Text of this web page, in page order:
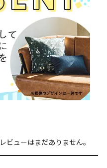
ビューはまだありません。